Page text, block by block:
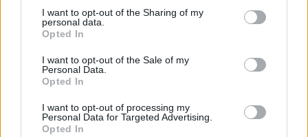
not limited to your visit or usage behaviour. You may click to
grant or deny consent to Google and its third-party tags to
use your data for below specified purposes in below Google
consent section.
I want to opt-out of the Sharing of my
personal data.
Opted In
I want to opt-out of the Sale of my
Personal Data.
Opted In
I want to opt-out of processing my
Personal Data for Targeted Advertising.
Opted In
gyorsabban fut, mint a jog
ELEMZÉSEK